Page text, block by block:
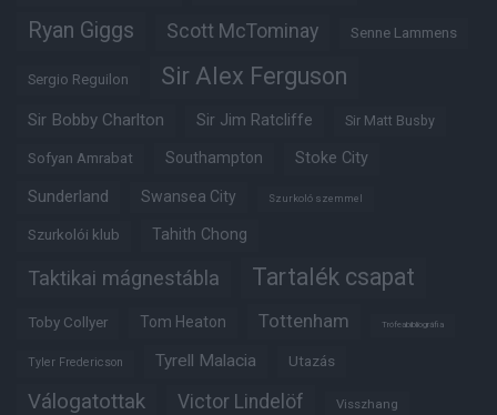
Ryan Giggs Scott McTominay Senne Lammens
Sergio Reguilon Sir Alex Ferguson
Sir Bobby Charlton Sir Jim Ratcliffe Sir Matt Busby
Sofyan Amrabat Southampton Stoke City
Sunderland Swansea City Szurkoló szemmel
Szurkolói klub Tahith Chong
Taktikai mágnestábla Tartalék csapat
Toby Collyer Tom Heaton Tottenham Trófeabibliográfia
Tyler Fredericson Tyrell Malacia Utazás
Válogatottak Victor Lindelöf Visszhang